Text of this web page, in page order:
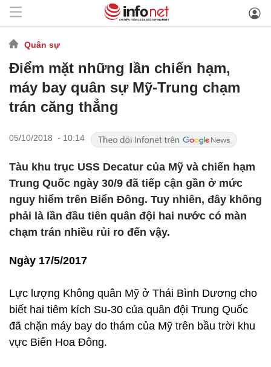
Quân sự
Điểm mặt những lần chiến hạm,
máy bay quân sự Mỹ-Trung chạm
trán căng thẳng
05/10/2018 - 10:14
Tàu khu trục USS Decatur của Mỹ và chiến hạm
Trung Quốc ngày 30/9 đã tiếp cận gần ở mức
nguy hiểm trên Biển Đông. Tuy nhiên, đây không
phải là lần đầu tiên quân đội hai nước có màn
chạm trán nhiều rủi ro đến vậy.
Ngày 17/5/2017
Lực lượng Không quân Mỹ ở Thái Bình Dương cho
biết hai tiêm kích Su-30 của quân đội Trung Quốc
đã chặn máy bay do thám của Mỹ trên bầu trời khu
vực Biển Hoa Đông.